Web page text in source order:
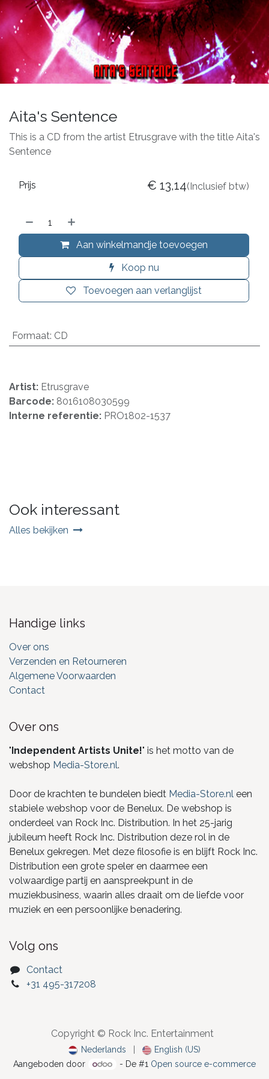
Aita's Sentence
This is a CD from the artist Etrusgrave with the title Aita's
Sentence
Aan winkelmandje toevoegen
Koop nu
Toevoegen aan verlanglijst
Prijs € 13,14(Inclusief btw)
Formaat: CD
Artist: Etrusgrave
Barcode: 8016108030599
Interne referentie: PRO1802-1537
Ook interessant
Alles bekijken
Handige links
Over ons
Verzenden en Retourneren
Algemene Voorwaarden
Contact
Over ons
"Independent Artists Unite!" is het motto van de
webshop Media-Store.nl.
Door de krachten te bundelen biedt Media-Store.nl een
stabiele webshop voor de Benelux. De webshop is
onderdeel van Rock Inc. Distribution. In het 25-jarig
jubileum heeft Rock Inc. Distribution deze rol in de
Benelux gekregen. Met deze filosofie is en blijft Rock Inc.
Distribution een grote speler en daarmee een
volwaardige partij en aanspreekpunt in de
muziekbusiness, waarin alles draait om de liefde voor
muziek en een persoonlijke benadering.
Volg ons
Contact
+31 495-317208
Copyright © Rock Inc. Entertainment
Nederlands
English (US)
Aangeboden door
- De #1 Open source e-commerce